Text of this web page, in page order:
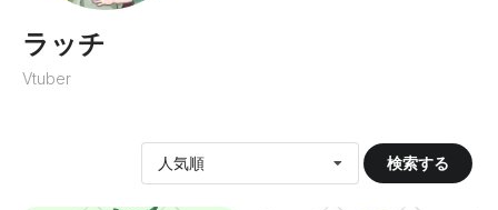
ラッチ
Vtuber
人気順 検索する